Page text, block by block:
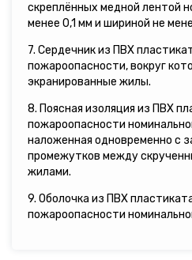
скреплённых медной лентой
менее 0,1 мм и шириной не
7. Сердечник из ПВХ
пожароопасности, вокруг
экранированные жилы.
8. Поясная изоляция из ПВХ
пожароопасности
наложенная одновременно с
промежутков между
жилами.
9. Оболочка из ПВХ
пожароопасности